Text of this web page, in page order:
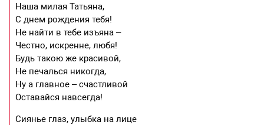
Наша милая Татьяна,
С днем рождения тебя!
Не найти в тебе изъяна –
Честно, искренне, любя!
Будь такою же красивой,
Не печалься никогда,
Ну а главное – счастливой
Оставайся навсегда!
Сиянье глаз, улыбка на лице